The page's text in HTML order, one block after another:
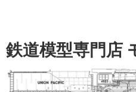
鉄道模型専門店